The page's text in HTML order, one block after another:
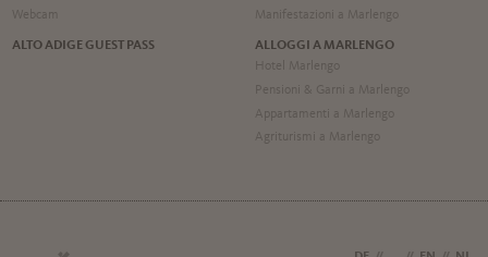
Webcam
Manifestazioni a Marlengo
ALTO ADIGE GUEST PASS
ALLOGGI A MARLENGO
Hotel Marlengo
Pensioni & Garni a Marlengo
Appartamenti a Marlengo
Agriturismi a Marlengo